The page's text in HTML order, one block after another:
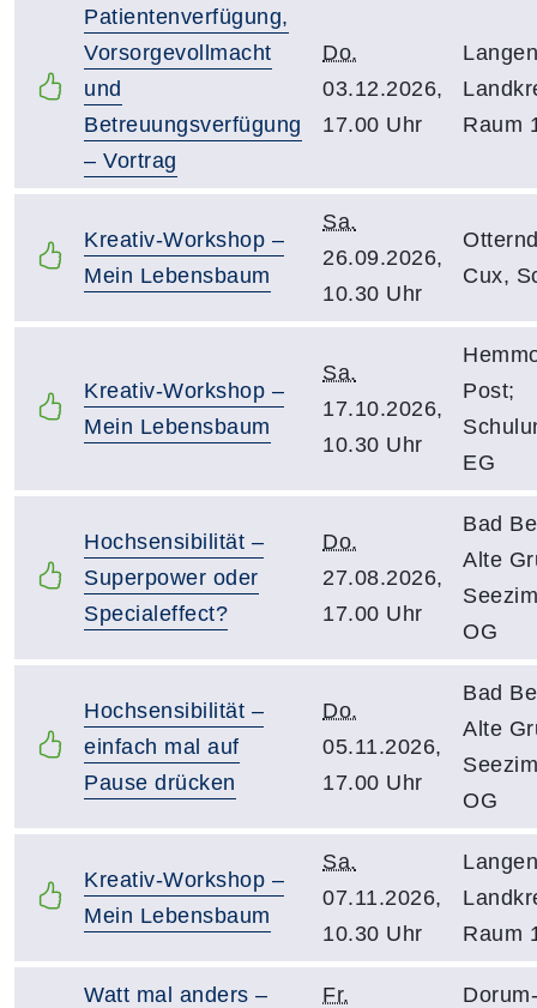
Patientenverfügung,
Vorsorgevollmacht
und
Betreuungsverfügung
– Vortrag
Do.
03.12.2026,
17.00 Uhr
Raum
Kreativ-Workshop –
Mein Lebensbaum
Sa.
26.09.2026,
10.30 Uhr
Cux,
Kreativ-Workshop –
Mein Lebensbaum
Sa.
17.10.2026,
10.30 Uhr
Post;
EG
Hochsensibilität –
Superpower oder
Specialeffect?
Do.
27.08.2026,
17.00 Uhr
Bad
Alte
OG
Hochsensibilität –
einfach mal auf
Pause drücken
Do.
05.11.2026,
17.00 Uhr
Bad
Alte
OG
Kreativ-Workshop –
Mein Lebensbaum
Sa.
07.11.2026,
10.30 Uhr
Raum
Watt mal anders –
Fr.